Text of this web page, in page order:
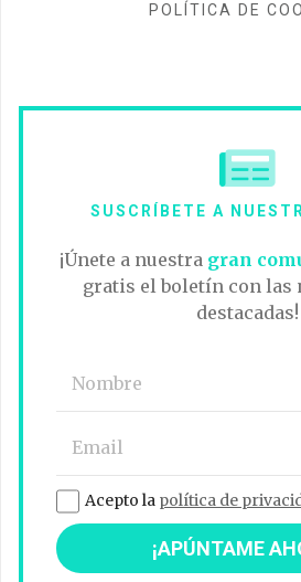
POLÍTICA DE
SUSCRÍBETE A
¡Únete a nuestra gran
gratis el boletín con las
destacadas!
Acepto la política de